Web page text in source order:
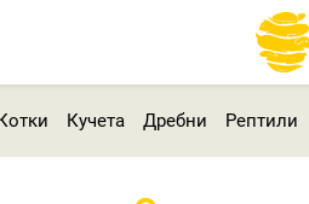
Кучета Дребни Рептили